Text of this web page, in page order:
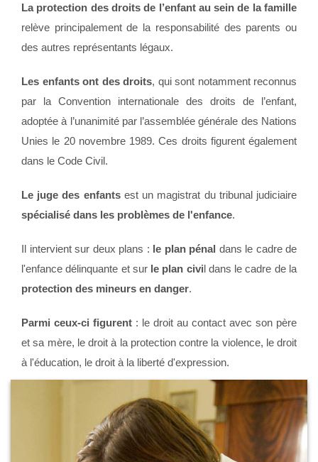
La protection des droits de l’enfant au sein de la famille
relève principalement de la responsabilité des parents ou
des autres représentants légaux.
Les enfants ont des droits, qui sont notamment reconnus
par la Convention internationale des droits de l’enfant,
adoptée à l’unanimité par l’assemblée générale des Nations
Unies le 20 novembre 1989. Ces droits figurent également
dans le Code Civil.
Le juge des enfantsest un magistrat du tribunal judiciaire
spécialisé dans les problèmes de l'enfance.
Il intervient sur deux plans : le plan pénal dans le cadre de
l'enfance délinquante et sur le plan civil dans le cadre de la
protection des mineurs en danger.
Parmi ceux-ci figurent : le droit au contact avec son père
et sa mère, le droit à la protection contre la violence, le droit
à l'éducation, le droit à la liberté d'expression.